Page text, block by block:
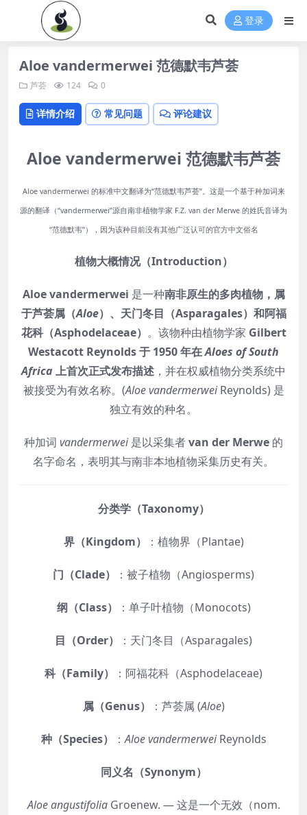
登录
Aloe vandermerwei 范德默韦芦荟
芦荟 124 0
详情介绍 常见问题 评论建议
Aloe vandermerwei 范德默韦芦荟
Aloe vandermerwei 的标准中文翻译为“范德默韦芦荟”。这是一个基于种加词来
源的翻译（“vandermerwei”源自南非植物学家 F.Z. van der Merwe 的姓氏音译为
“范德默韦”），因为该种目前没有其他广泛认可的官方中文俗名
植物大概情况（Introduction）
Aloe vandermerwei 是一种南非原生的多肉植物，属
于芦荟属（Aloe）、天门冬目（Asparagales）和阿福
花科（Asphodelaceae） 。该物种由植物学家 Gilbert
Westacott Reynolds 于 1950 年在Aloes of South
Africa 上首次正式发布描述 ，并在权威植物分类系统中
被接受为有效名称。(Aloe vandermerweiReynolds) 是
独立有效的种名。
种加词 vandermerwei是以采集者van der Merwe 的
名字命名，表明其与南非本地植物采集历史有关。
分类学（Taxonomy）
界（Kingdom） ：植物界（Plantae)
门（Clade） ：被子植物（Angiosperms)
纲（Class） ：单子叶植物（Monocots)
目（Order） ：天门冬目（Asparagales)
科（Family） ：阿福花科（Asphodelaceae)
属（Genus） ：芦荟属 (Aloe)
种（Species） ：Aloe vandermerweiReynolds
同义名（Synonym）
Aloe angustifoliaGroenew. — 这是一个无效（nom.